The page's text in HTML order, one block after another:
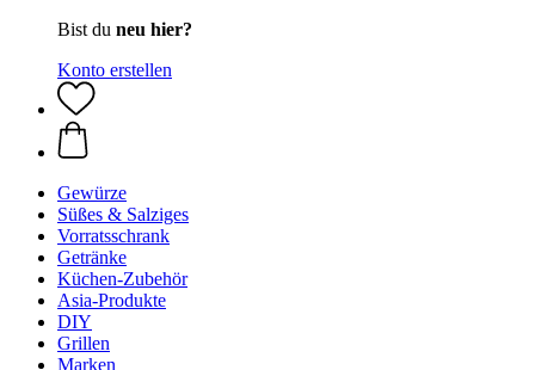
Bist du neu hier?
Konto erstellen
Gewürze
Süßes & Salziges
Vorratsschrank
Getränke
Küchen-Zubehör
Asia-Produkte
DIY
Grillen
Marken